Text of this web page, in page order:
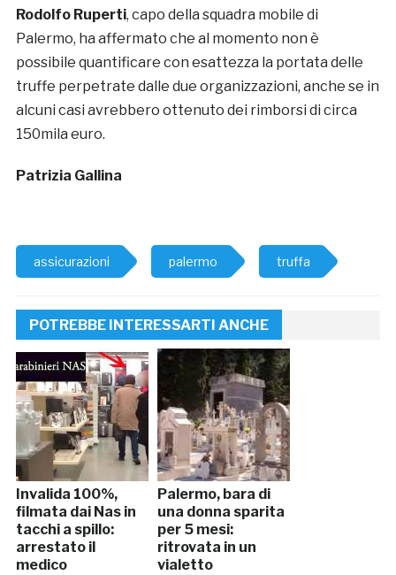
Rodolfo Ruperti, capo della squadra mobile di
Palermo, ha affermato che al momento non è
possibile quantificare con esattezza la portata delle
truffe perpetrate dalle due organizzazioni, anche se in
alcuni casi avrebbero ottenuto dei rimborsi di circa
150mila euro.
Patrizia Gallina
assicurazioni palermo truffa
POTREBBE INTERESSARTI ANCHE
Invalida 100%,
filmata dai Nas in
tacchi a spillo:
arrestato il
medico
Palermo, bara di
una donna sparita
per 5 mesi:
ritrovata in un
vialetto